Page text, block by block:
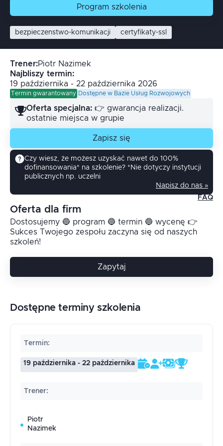
Program szkolenia
bezpieczenstwo-komunikacji certyfikaty-ssl
Trener:Piotr Nazimek
Najbliszy termin:
19 października - 22 października 2026
Termin gwarantowany Dostępne w Bazie Usług Rozwojowych
Oferta specjalna: 👉 gwarancja realizacji.
ostatnie miejsca w grupie
Zapisz się
Czy wiesz, że możesz uzyskać nawet do 100%
dofinansowania* na szkolenie? *Nie dotyczy instytucji
publicznych np. uczelni
Napisz do nas »
FAQ
Oferta dla firm
Dostosujemy 🔵 program 🔵 termin 🔵 wycenę 👉
Sukces Twojego zespołu zaczyna się od naszych
szkoleń!
Zapytaj
Dostępne terminy szkolenia
Termin:
19 października - 22 października
Trener:
Piotr
Nazimek